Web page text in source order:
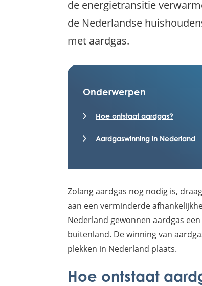
de energietransitie
de Nederlandse
met aardgas.
Onderwerpen
Hoe ontstaat aardgas?
Aardgaswinning in Nederland
Zolang aardgas nog nodig is,
aan een verminderde
Nederland gewonnen aardgas een
buitenland. De winning van
plekken in Nederland plaats.
Hoe ontstaat